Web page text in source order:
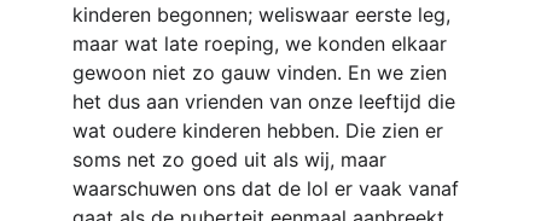
kinderen begonnen; weliswaar eerste leg,
maar wat late roeping, we konden elkaar
gewoon niet zo gauw vinden. En we zien
het dus aan vrienden van onze leeftijd die
wat oudere kinderen hebben. Die zien er
soms net zo goed uit als wij, maar
waarschuwen ons dat de lol er vaak vanaf